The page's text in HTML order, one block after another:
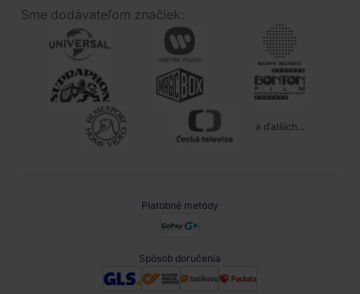
Sme dodávateľom značiek:
a ďalších...
Platobné metódy
Spôsob doručenia